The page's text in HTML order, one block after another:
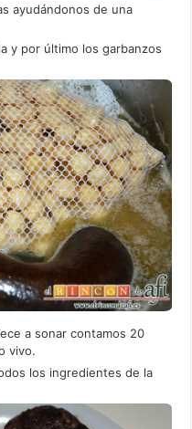
ayudándonos de una
y por último los garbanzos
a sonar contamos 20
vivo.
los ingredientes de la